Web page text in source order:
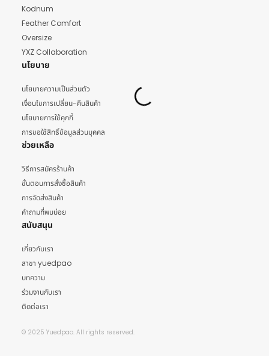
Kodnum
Feather Comfort
Oversize
YXZ Collaboration
นโยบาย
นโยบายความเป็นส่วนตัว
เงื่อนไขการเปลี่ยน-คืนสินค้า
นโยบายการใช้คุกกี้
การขอใช้สิทธิ์ข้อมูลส่วนบุคคล
ช่วยเหลือ
วิธีการสมัครร้านค้า
ขั้นตอนการสั่งซื้อสินค้า
การจัดส่งสินค้า
คำถามที่พบบ่อย
สนับสนุน
เกี่ยวกับเรา
สาขา yuedpao
บทความ
ร่วมงานกับเรา
ติดต่อเรา
© 2025 Yuedpao. All rights reserved.